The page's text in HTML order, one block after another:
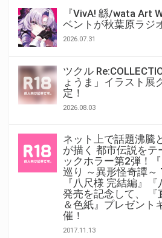
『VivA! 緜/wata Art
ベントが秋葉原ラジ
2026.07.31
ツクル
ょうま」イラスト展
定！
2026.08.03
ネット上で話題沸騰
が描く 都市伝説をテ
ックホラー第2弾！
巡り ～異形怪奇譚～
『八尺様 完結編』
発売を記念して、 『
＆色紙』プレゼント
催！
2017.11.13